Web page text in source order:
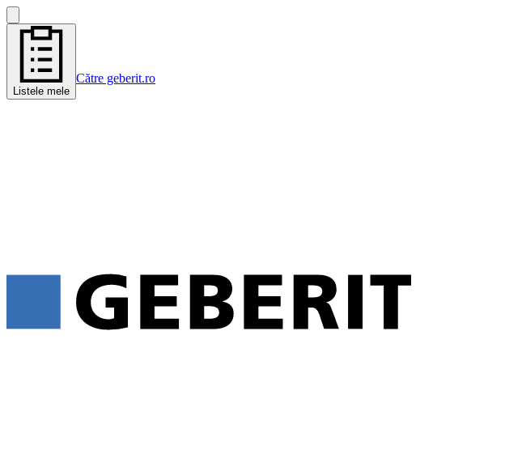
Listele mele
Către geberit.ro